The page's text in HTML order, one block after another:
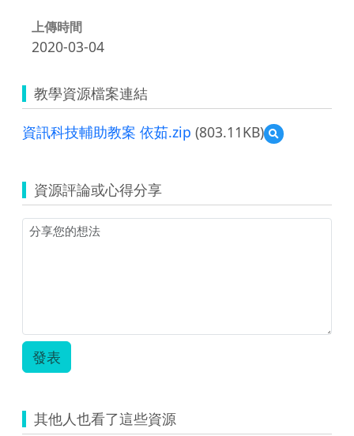
上傳時間
2020-03-04
教學資源檔案連結
資訊科技輔助教案 依茹.zip (803.11KB)
預
覽
技
輔
資源評論或心得分享
發表
其他人也看了這些資源